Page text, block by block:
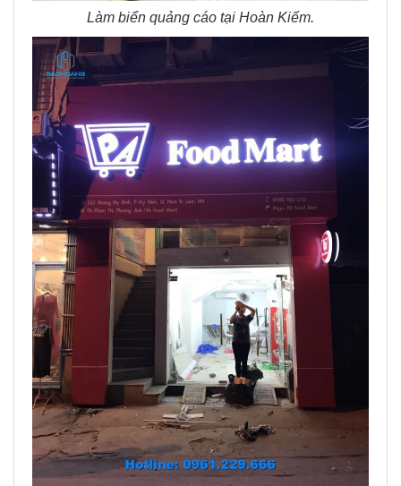
Làm biển quảng cáo tại Hoàn Kiếm.